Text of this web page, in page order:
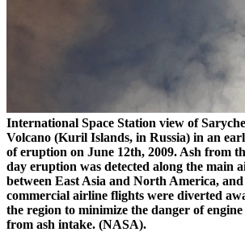
International Space Station view of
Volcano (Kuril Islands, in Russia) in an
of eruption on June 12th, 2009. Ash from
day eruption was detected along the main
between East Asia and North America, and
commercial airline flights were diverted
the region to minimize the danger of
from ash intake. (NASA).